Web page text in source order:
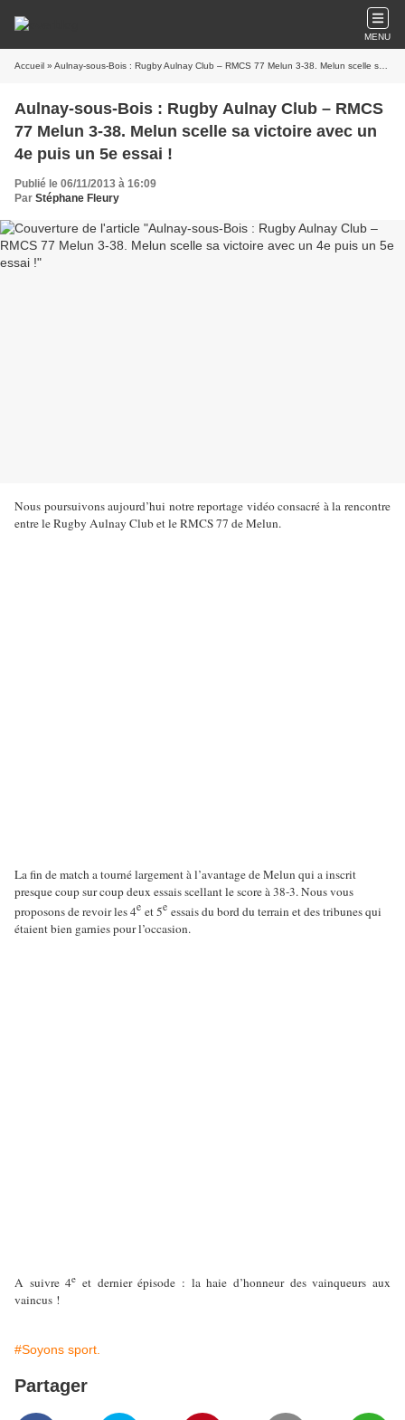
MENU
Accueil » Aulnay-sous-Bois : Rugby Aulnay Club – RMCS 77 Melun 3-38. Melun scelle sa victoire avec un 4e puis un 5e essai !
Aulnay-sous-Bois : Rugby Aulnay Club – RMCS
77 Melun 3-38. Melun scelle sa victoire avec un
4e puis un 5e essai !
Publié le 06/11/2013 à 16:09
Par Stéphane Fleury
Nous poursuivons aujourd’hui notre reportage vidéo consacré à la rencontre
entre le Rugby Aulnay Club et le RMCS 77 de Melun.
La fin de match a tourné largement à l’avantage de Melun qui a inscrit
presque coup sur coup deux essais scellant le score à 38-3. Nous vous
proposons de revoir les 4e et 5e essais du bord du terrain et des tribunes qui
étaient bien garnies pour l’occasion.
A suivre 4e et dernier épisode : la haie d’honneur des vainqueurs aux
vaincus !
#Soyons sport.
Partager